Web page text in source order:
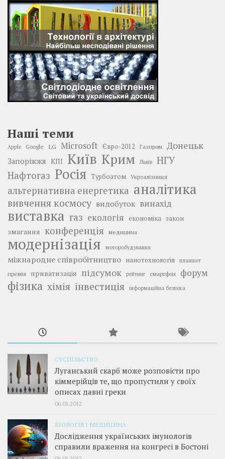
Наші теми
Apple Google LG Microsoft Євро-2012 Газпром Донецьк
Запоріжжя КПІ Київ Крим Львів
НГУ
Нафтогаз Росія Турбоатом Укрзалізниця
альтернативна енергетика аналітика
вивчення космосу видобуток винахід
виставка газ екологія економіка закон
змагання конференція медицина
модернізація моторобудування
міжнародне співробітництво нанотехнологія планшет
премія приватизація підсумок рейтинг смартфон форум
фізика хімія інвестиція інформаційна безпека
СУСПІЛЬСТВО
Луганський скарб може розповісти про
кіммерійців те, що пропустили у своїх
описах давні греки
06.01.2012
БІОЛОГІЯ І МЕДИЦИНА
Дослідження українських імунологів
справили враження на конгресі в Бостоні